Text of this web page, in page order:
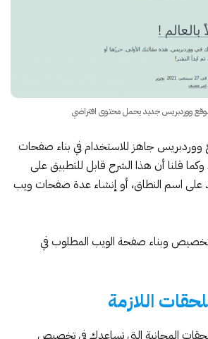
ووردبريس جديد يحمل محتوى افتراضي
جاهز للاستخدام في بناء صفحات
قلنا أن هذا الشرح قابل للتطبيق على
اسم النطاق، أو إنشاء عدة صفحات ويب
وبناء صفحة الويب المطلوب في
المجانية التي تساعدك في تخصيص